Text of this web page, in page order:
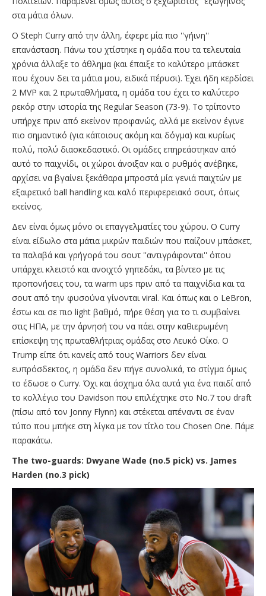
στα μάτια όλων.
Ο Steph Curry από την άλλη, έφερε μία πιο ''γήινη''
επανάσταση. Πάνω του χτίστηκε η ομάδα που τα τελευταία
χρόνια άλλαξε το άθλημα (και έπαιξε το καλύτερο μπάσκετ
που έχουν δει τα μάτια μου, ειδικά πέρυσι). Έχει ήδη κερδίσει
2 MVP και 2 πρωταθλήματα, η ομάδα του έχει το καλύτερο
ρεκόρ στην ιστορία της Regular Season (73-9). Το τρίποντο
υπήρχε πριν από εκείνον προφανώς, αλλά με εκείνον έγινε
πιο σημαντικό (για κάποιους ακόμη και δόγμα) και κυρίως
πολύ, πολύ διασκεδαστικό. Οι ομάδες επηρεάστηκαν από
αυτό το παιχνίδι, οι χώροι άνοιξαν και ο ρυθμός ανέβηκε,
αρχίσει να βγαίνει ξεκάθαρα μπροστά μία γενιά παιχτών με
εξαιρετικό ball handling και καλό περιφερειακό σουτ, όπως
εκείνος.
Δεν είναι όμως μόνο οι επαγγελματίες του χώρου. Ο Curry
είναι είδωλο στα μάτια μικρών παιδιών που παίζουν μπάσκετ,
τα παλαβά και γρήγορά του σουτ ''αντιγράφονται'' όπου
υπάρχει κλειστό και ανοιχτό γηπεδάκι, τα βίντεο με τις
προπονήσεις του, τα warm ups πριν από τα παιχνίδια και τα
σουτ από την φυσούνα γίνονται viral. Και όπως και ο LeBron,
έστω και σε πιο light βαθμό, πήρε θέση για το τι συμβαίνει
στις ΗΠΑ, με την άρνησή του να πάει στην καθιερωμένη
επίσκεψη της πρωταθλήτριας ομάδας στο Λευκό Οίκο. Ο
Trump είπε ότι κανείς από τους Warriors δεν είναι
ευπρόσδεκτος, η ομάδα δεν πήγε συνολικά, το στίγμα όμως
το έδωσε ο Curry. Όχι και άσχημα όλα αυτά για ένα παιδί από
το κολλέγιο του Davidson που επιλέχτηκε στο No.7 του draft
(πίσω από τον Jonny Flynn) και στέκεται απέναντι σε έναν
τύπο που μπήκε στη λίγκα με τον τίτλο του Chosen One. Πάμε
παρακάτω.
The two-guards: Dwyane Wade (no.5 pick) vs. James
Harden (no.3 pick)